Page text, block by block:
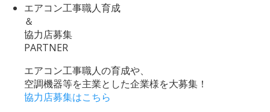
エアコン工事職人育成
＆
協力店募集
PARTNER
エアコン工事職人の育成や、
空調機器等を主業とした企業様を大募集！
協力店募集はこちら